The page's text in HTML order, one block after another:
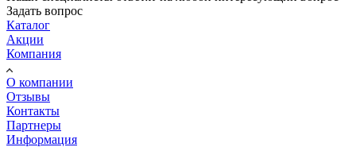
Задать вопрос
Каталог
Акции
Компания
О компании
Отзывы
Контакты
Партнеры
Информация